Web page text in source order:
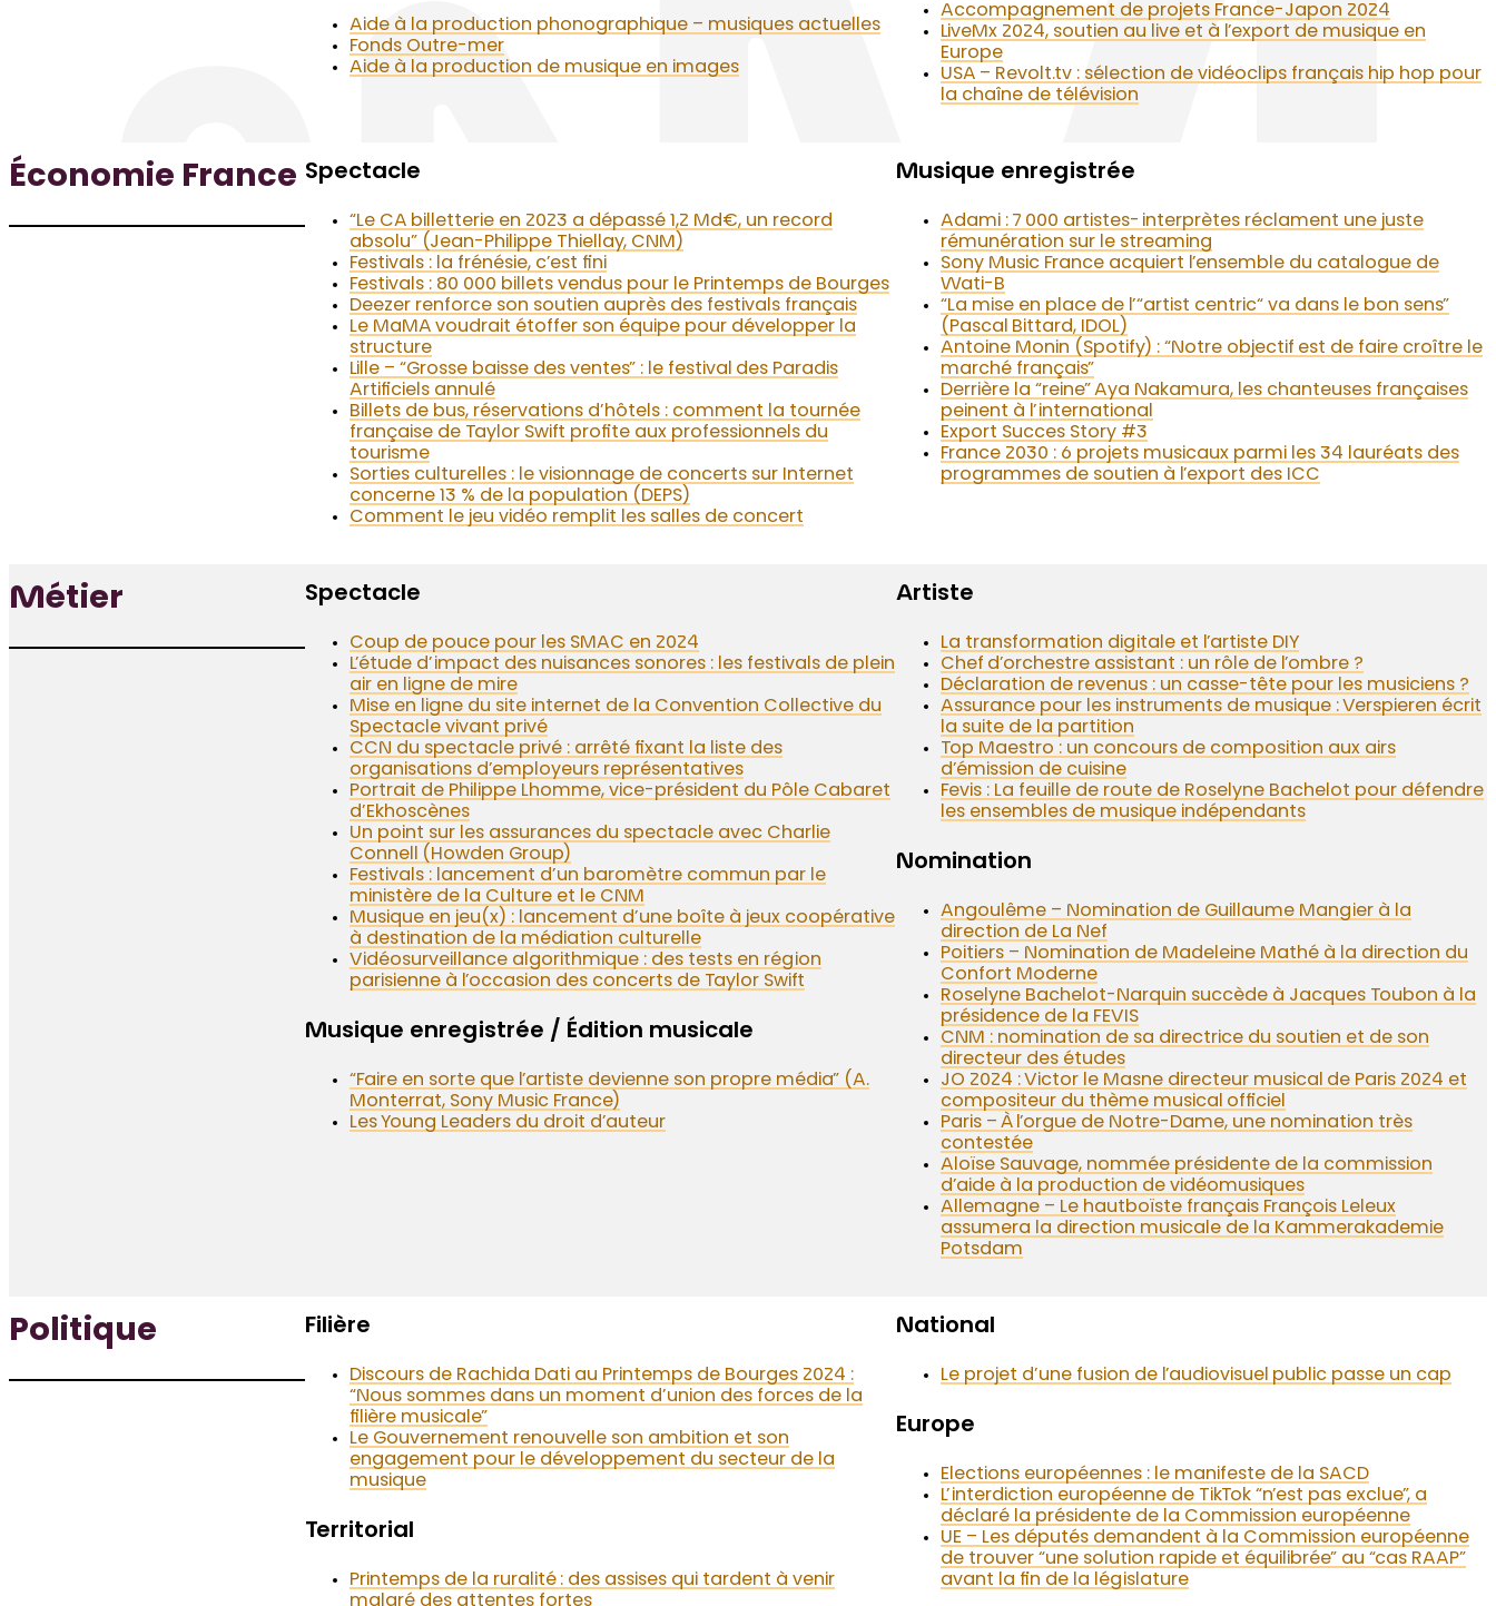
Aide à la production phonographique – musiques actuelles
Fonds Outre-mer
Aide à la production de musique en images
Accompagnement de projets France-Japon 2024
LiveMx 2024, soutien au live et à l’export de musique en
Europe
USA – Revolt.tv : sélection de vidéoclips français hip hop pour
la chaîne de télévision
Économie France Spectacle
“Le CA billetterie en 2023 a dépassé 1,2 Md€, un record
absolu” (Jean-Philippe Thiellay, CNM)
Festivals : la frénésie, c’est fini
Festivals : 80 000 billets vendus pour le Printemps de Bourges
Deezer renforce son soutien auprès des festivals français
Le MaMA voudrait étoffer son équipe pour développer la
structure
Lille – “Grosse baisse des ventes” : le festival des Paradis
Artificiels annulé
Billets de bus, réservations d’hôtels : comment la tournée
française de Taylor Swift profite aux professionnels du
tourisme
Sorties culturelles : le visionnage de concerts sur Internet
concerne 13 % de la population (DEPS)
Comment le jeu vidéo remplit les salles de concert
Musique enregistrée
Adami : 7 000 artistes-interprètes réclament une juste
rémunération sur le streaming
Sony Music France acquiert l’ensemble du catalogue de
Wati-B
“La mise en place de l’“artist centric“ va dans le bon sens”
(Pascal Bittard, IDOL)
Antoine Monin (Spotify) : “Notre objectif est de faire croître le
marché français”
Derrière la “reine” Aya Nakamura, les chanteuses françaises
peinent à l’international
Export Succes Story #3
France 2030 : 6 projets musicaux parmi les 34 lauréats des
programmes de soutien à l’export des ICC
Métier Spectacle
Coup de pouce pour les SMAC en 2024
L’étude d’impact des nuisances sonores : les festivals de plein
air en ligne de mire
Mise en ligne du site internet de la Convention Collective du
Spectacle vivant privé
CCN du spectacle privé : arrêté fixant la liste des
organisations d’employeurs représentatives
Portrait de Philippe Lhomme, vice-président du Pôle Cabaret
d’Ekhoscènes
Un point sur les assurances du spectacle avec Charlie
Connell (Howden Group)
Festivals : lancement d’un baromètre commun par le
ministère de la Culture et le CNM
Musique en jeu(x) : lancement d’une boîte à jeux coopérative
à destination de la médiation culturelle
Vidéosurveillance algorithmique : des tests en région
parisienne à l’occasion des concerts de Taylor Swift
Musique enregistrée / Édition musicale
“Faire en sorte que l’artiste devienne son propre média” (A.
Monterrat, Sony Music France)
Les Young Leaders du droit d’auteur
Artiste
La transformation digitale et l’artiste DIY
Chef d’orchestre assistant : un rôle de l’ombre ?
Déclaration de revenus : un casse-tête pour les musiciens ?
Assurance pour les instruments de musique : Verspieren écrit
la suite de la partition
Top Maestro : un concours de composition aux airs
d’émission de cuisine
Fevis : La feuille de route de Roselyne Bachelot pour défendre
les ensembles de musique indépendants
Nomination
Angoulême – Nomination de Guillaume Mangier à la
direction de La Nef
Poitiers – Nomination de Madeleine Mathé à la direction du
Confort Moderne
Roselyne Bachelot-Narquin succède à Jacques Toubon à la
présidence de la FEVIS
CNM : nomination de sa directrice du soutien et de son
directeur des études
JO 2024 : Victor le Masne directeur musical de Paris 2024 et
compositeur du thème musical officiel
Paris – À l’orgue de Notre-Dame, une nomination très
contestée
Aloïse Sauvage, nommée présidente de la commission
d’aide à la production de vidéomusiques
Allemagne – Le hautboïste français François Leleux
assumera la direction musicale de la Kammerakademie
Potsdam
Politique Filière
Discours de Rachida Dati au Printemps de Bourges 2024 :
“Nous sommes dans un moment d’union des forces de la
filière musicale”
Le Gouvernement renouvelle son ambition et son
engagement pour le développement du secteur de la
musique
Territorial
Printemps de la ruralité : des assises qui tardent à venir
malgré des attentes fortes
National
Le projet d’une fusion de l’audiovisuel public passe un cap
Europe
Elections européennes : le manifeste de la SACD
L’interdiction européenne de TikTok “n’est pas exclue”, a
déclaré la présidente de la Commission européenne
UE – Les députés demandent à la Commission européenne
de trouver “une solution rapide et équilibrée” au “cas RAAP”
avant la fin de la législature